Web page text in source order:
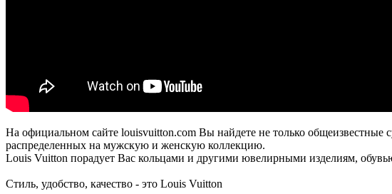
На официальном сайте louisvuitton.com Вы найдете не только общеизвестные
распределенных на мужскую и женскую коллекцию.
Louis Vuitton порадует Вас кольцами и другими ювелирными изделиям,
Стиль, удобство, качество - это Louis Vuitton